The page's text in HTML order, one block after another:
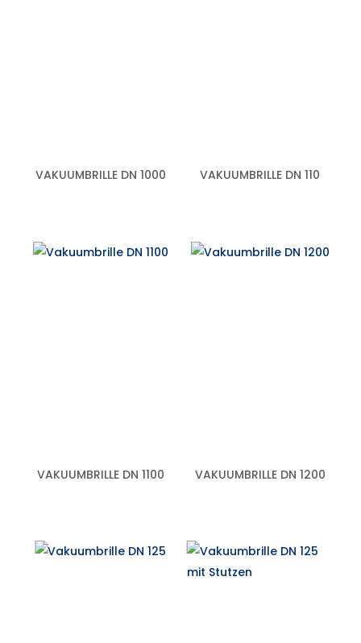
VAKUUMBRILLE DN 1000 VAKUUMBRILLE DN 110
VAKUUMBRILLE DN 1100 VAKUUMBRILLE DN 1200